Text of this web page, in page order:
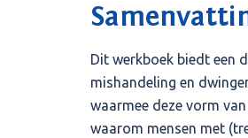
Dit werkboek biedt een
mishandeling en
waarmee deze vorm
waarom mensen met